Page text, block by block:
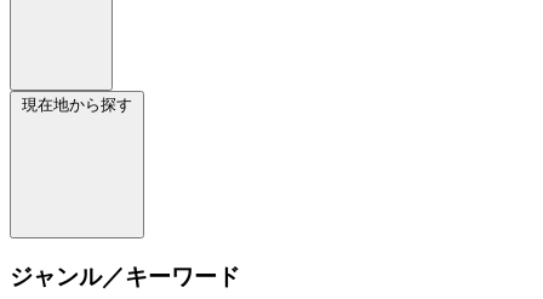
現在地から探す
ジャンル／キーワード